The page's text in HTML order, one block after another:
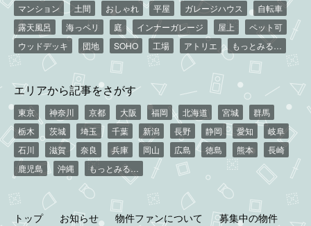
マンション
土間 おしゃれ 平屋 ガレージハウス
自転車
露天風呂
海っペリ 庭 インナーガレージ 屋上
ペット可
ウッドデッキ
団地 SOHO 工場 アトリエ もっとみる…
エリアから記事をさがす
東京 神奈川 京都 大阪 福岡 北海道 宮城
群馬
栃木
茨城 埼玉 千葉 新潟 長野 静岡 愛知
岐阜
石川
滋賀 奈良 兵庫 岡山 広島 徳島 熊本
長崎
鹿児島
沖縄 もっとみる…
トップ お知らせ 物件ファンについて
募集中の物件